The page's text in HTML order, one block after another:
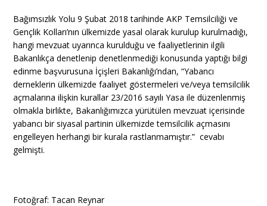
Bağımsızlık Yolu 9 Şubat 2018 tarihinde AKP Temsilciliği ve
Gençlik Kolları’nın ülkemizde yasal olarak kurulup kurulmadığı,
hangi mevzuat uyarınca kurulduğu ve faaliyetlerinin ilgili
Bakanlıkça denetlenip denetlenmediği konusunda yaptığı bilgi
edinme başvurusuna İçişleri Bakanlığı’ndan, “Yabancı
derneklerin ülkemizde faaliyet göstermeleri ve/veya temsilcilik
açmalarına ilişkin kurallar 23/2016 sayılı Yasa ile düzenlenmiş
olmakla birlikte, Bakanlığımızca yürütülen mevzuat içerisinde
yabancı bir siyasal partinin ülkemizde temsilcilik açmasını
engelleyen herhangi bir kurala rastlanmamıştır.” cevabı
gelmişti.
Fotoğraf: Tacan Reynar